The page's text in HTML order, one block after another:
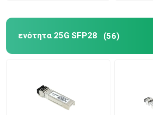
ενότητα 25G SFP28 (56)